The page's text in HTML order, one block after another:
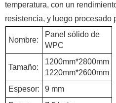
temperatura, con un
resistencia, y luego procesado
Nombre:
Panel sólido de
WPC
Tamaño:
1200mm*2800mm
1220mm*2600mm
Espesor:
9 mm